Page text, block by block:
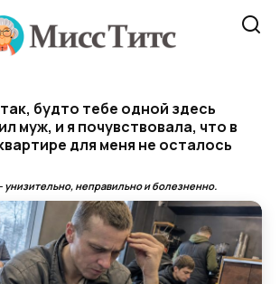
будто тебе одной здесь
муж, и я почувствовала, что в
для меня не осталось
унизительно, неправильно и болезненно.